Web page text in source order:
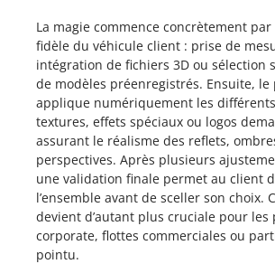
La magie commence concrètement
fidèle du véhicule client : prise de
intégration de fichiers 3D ou sélection
de modèles préenregistrés. Ensuite, le
applique numériquement les
textures, effets spéciaux ou logos
assurant le réalisme des reflets,
perspectives. Après plusieurs
une validation finale permet au client
l’ensemble avant de sceller son choix.
devient d’autant plus cruciale pour les
corporate, flottes commerciales ou
pointu.